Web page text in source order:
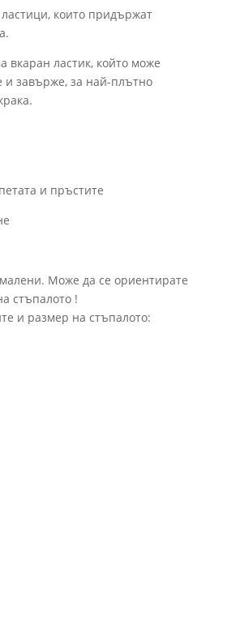
които придържат
вкаран ластик, който може
и завърже, за най-плътно
и пръстите
Може да се ориентирате
стъпалото !
и размер на стъпалото: